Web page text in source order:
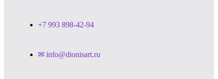
+7 993 898-42-94
✉ info@dionisart.ru